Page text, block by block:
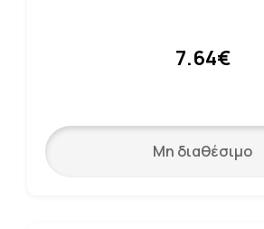
7.64€
Μη διαθέσιμο